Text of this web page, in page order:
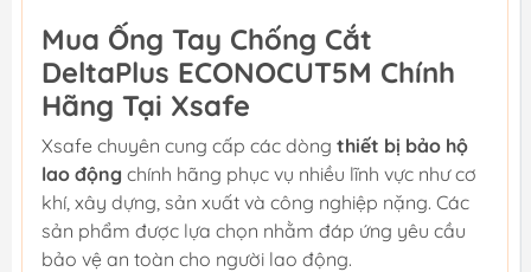
Mua Ống Tay Chống Cắt
DeltaPlus ECONOCUT5M Chính
Hãng Tại Xsafe
Xsafe chuyên cung cấp các dòng thiết bị bảo hộ
lao động chính hãng phục vụ nhiều lĩnh vực như cơ
khí, xây dựng, sản xuất và công nghiệp nặng. Các
sản phẩm được lựa chọn nhằm đáp ứng yêu cầu
bảo vệ an toàn cho người lao động.